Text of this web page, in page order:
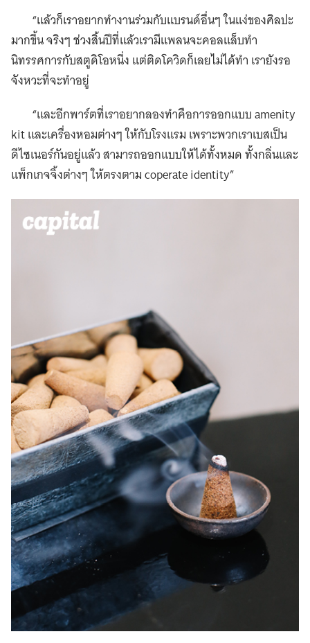
“แล้วก็เราอยากทำงานร่วมกับแบรนด์อื่นๆ ในแง่ของศิลปะ
มากขึ้น จริงๆ ช่วงสิ้นปีที่แล้วเรามีแพลนจะคอลแล็บทำ
นิทรรศการกับสตูดิโอหนึ่ง แต่ติดโควิดก็เลยไม่ได้ทำ เรายังรอ
จังหวะที่จะทำอยู่
“และอีกพาร์ตที่เราอยากลองทำคือการออกแบบ amenity
kit และเครื่องหอมต่างๆ ให้กับโรงแรม เพราะพวกเราเบสเป็น
ดีไซเนอร์กันอยู่แล้ว สามารถออกแบบให้ได้ทั้งหมด ทั้งกลิ่นและ
แพ็กเกจจิ้งต่างๆ ให้ตรงตาม coperate identity”